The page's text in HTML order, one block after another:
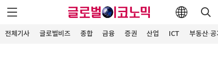
전체기사 글로벌비즈 종합 금융 증권 산업 ICT 부동산·